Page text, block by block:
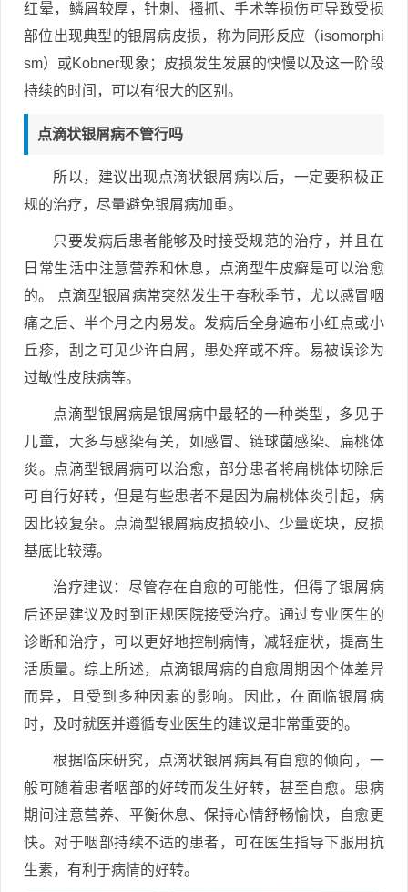
红晕，鳞屑较厚，针刺、搔抓、手术等损伤可导致受损
部位出现典型的银屑病皮损，称为同形反应（isomorphi
sm）或Kobner现象；皮损发生发展的快慢以及这一阶段
持续的时间，可以有很大的区别。
点滴状银屑病不管行吗
所以，建议出现点滴状银屑病以后，一定要积极正
规的治疗，尽量避免银屑病加重。
只要发病后患者能够及时接受规范的治疗，并且在
日常生活中注意营养和休息，点滴型牛皮癣是可以治愈
的。 点滴型银屑病常突然发生于春秋季节，尤以感冒咽
痛之后、半个月之内易发。发病后全身遍布小红点或小
丘疹，刮之可见少许白屑，患处痒或不痒。易被误诊为
过敏性皮肤病等。
点滴型银屑病是银屑病中最轻的一种类型，多见于
儿童，大多与感染有关，如感冒、链球菌感染、扁桃体
炎。点滴型银屑病可以治愈，部分患者将扁桃体切除后
可自行好转，但是有些患者不是因为扁桃体炎引起，病
因比较复杂。点滴型银屑病皮损较小、少量斑块，皮损
基底比较薄。
治疗建议：尽管存在自愈的可能性，但得了银屑病
后还是建议及时到正规医院接受治疗。通过专业医生的
诊断和治疗，可以更好地控制病情，减轻症状，提高生
活质量。综上所述，点滴银屑病的自愈周期因个体差异
而异，且受到多种因素的影响。因此，在面临银屑病
时，及时就医并遵循专业医生的建议是非常重要的。
根据临床研究，点滴状银屑病具有自愈的倾向，一
般可随着患者咽部的好转而发生好转，甚至自愈。患病
期间注意营养、平衡休息、保持心情舒畅愉快，自愈更
快。对于咽部持续不适的患者，可在医生指导下服用抗
生素，有利于病情的好转。